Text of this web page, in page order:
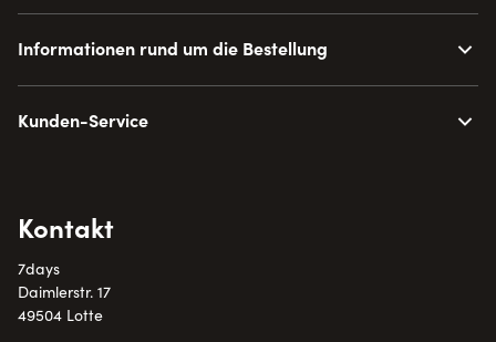
Informationen rund um die Bestellung
Kunden-Service
Kontakt
7days
Daimlerstr. 17
49504 Lotte